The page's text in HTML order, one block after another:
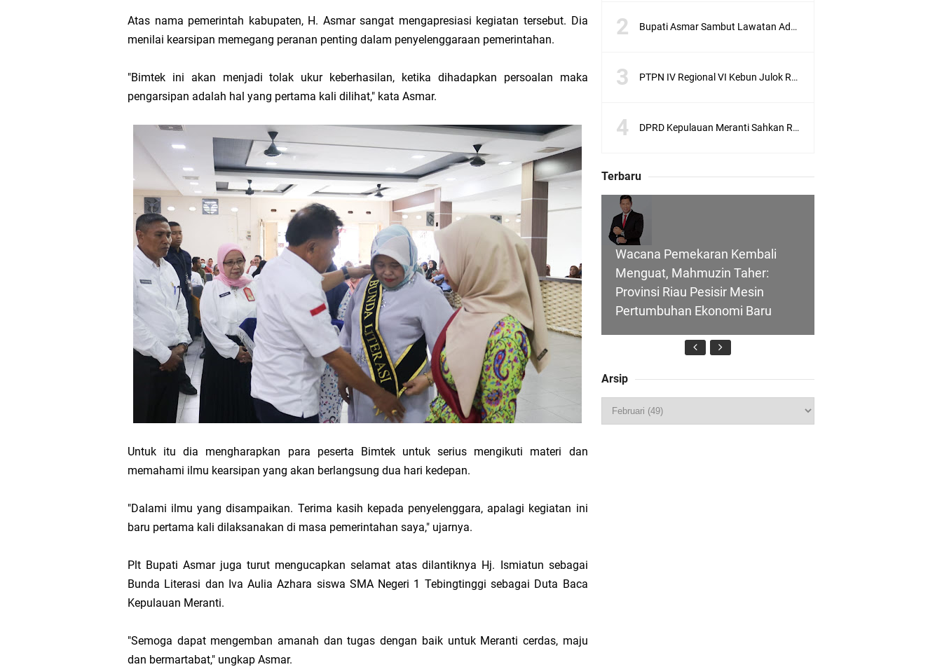
Hari Mangrove Sedunia, Yayasan Generasi Hijau Beri Penghargaan kepada Kapolda Riau
Feni Utami Angkat Suara, Lagi-Lagi Fitnah Penipuan Terpa Bidang Saspras Disdik Kepulauan Meranti
Camat Pulau Merbau Hermansyah, S.H. Sampaikan Tahniah Hari Jadi ke-14 Kecamatan Tasik Putri Puyu
DPP PKB Lantik H. Asmar sebagai Ketua DPC PKB Kepulauan Meranti Periode 2026–2031
Hari Bhakti Adhyaksa, Kapolres Meranti Beri Kejutan Tumpeng ke Kejari
Pelepasan TEP 2026 IPB University, Wamen Viva Yoga: Kampus Berkontribusi Memajukan Kawasan
Transmigrasi
AKBP Gede Adi Pimpin Apel Perdana, Titip Tiga Pesan untuk Seluruh Personel
Bupati Meranti Perjuangkan Status Jalan Nasional, Usulkan Ruas Strategis dan Jembatan Penghubung ke
Kementerian PU
Bupati Asmar Hadiri Sarasehan Kebangsaan MPR RI, Dorong Kemandirian Fiskal Daerah Melalui Skema
Obligasi Daerah
Atas nama pemerintah kabupaten, H. Asmar sangat mengapresiasi kegiatan tersebut. Dia
menilai kearsipan memegang peranan penting dalam penyelenggaraan pemerintahan.
"Bimtek ini akan menjadi tolak ukur keberhasilan, ketika dihadapkan persoalan maka
pengarsipan adalah hal yang pertama kali dilihat," kata Asmar.
Untuk itu dia mengharapkan para peserta Bimtek untuk serius mengikuti materi dan
memahami ilmu kearsipan yang akan berlangsung dua hari kedepan.
"Dalami ilmu yang disampaikan. Terima kasih kepada penyelenggara, apalagi kegiatan ini
baru pertama kali dilaksanakan di masa pemerintahan saya," ujarnya.
Plt Bupati Asmar juga turut mengucapkan selamat atas dilantiknya Hj. Ismiatun sebagai
Bunda Literasi dan Iva Aulia Azhara siswa SMA Negeri 1 Tebingtinggi sebagai Duta Baca
Kepulauan Meranti.
"Semoga dapat mengemban amanah dan tugas dengan baik untuk Meranti cerdas, maju
dan bermartabat," ungkap Asmar.
Bupati Asmar Sambut Lawatan Adat Melaka, Perkuat Ikatan Serumpun Indonesia–Malaysia di Kepulauan Meranti
PTPN IV Regional VI Kebun Julok Rayeuk Utara Serahkan Bantuan Mesin Genset untuk Dayah Darul Fata
DPRD Kepulauan Meranti Sahkan Ranperda Pertanggungjawaban APBD 2025, Pemkab Siap Tindaklanjuti 11 Rekomendasi Banggar
Terbaru
Wacana Pemekaran Kembali
Menguat, Mahmuzin Taher:
Provinsi Riau Pesisir Mesin
Pertumbuhan Ekonomi Baru
HUT IBI Ke-75, Bupati Asmar:
Arsip